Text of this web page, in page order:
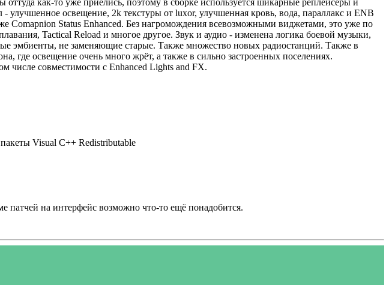
как-то уже приелись, поэтому в сборке используется шикарные реплейсеры и
улучшенное освещение, 2k текстуры от luxor, улучшенная кровь, вода, параллакс и ENB
Status Enhanced. Без нагромождения всевозможными виджетами, это уже по
Tactical Reload и многое другое. Звук и аудио - изменена логика боевой музыки,
эмбиенты, не заменяющие старые. Также множество новых радиостанций. Также в
где освещение очень много жрёт, а также в сильно застроенных поселениях.
числе совместимости с Enhanced Lights and FX.
Visual C++ Redistributable
патчей на интерфейс возможно что-то ещё понадобится.